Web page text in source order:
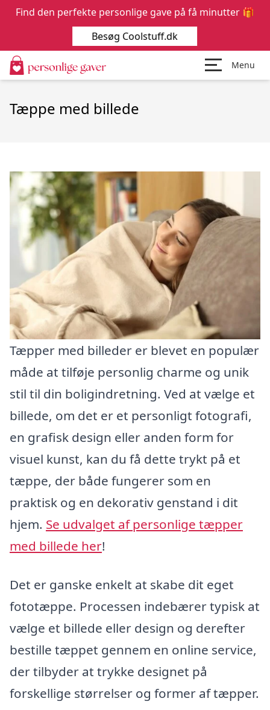
Menu
Tæppe med billede
Tæpper med billeder er blevet en populær
måde at tilføje personlig charme og unik
stil til din boligindretning. Ved at vælge et
billede, om det er et personligt fotografi,
en grafisk design eller anden form for
visuel kunst, kan du få dette trykt på et
tæppe, der både fungerer som en
praktisk og en dekorativ genstand i dit
hjem. Se udvalget af personlige tæpper
med billede her!
Det er ganske enkelt at skabe dit eget
fototæppe. Processen indebærer typisk at
vælge et billede eller design og derefter
bestille tæppet gennem en online service,
der tilbyder at trykke designet på
forskellige størrelser og former af tæpper.
Find den perfekte personlige gave på få minutter 🎁
Besøg Coolstuff.dk